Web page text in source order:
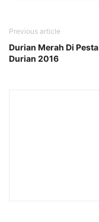
Previous article
Durian Merah Di Pesta
Durian 2016